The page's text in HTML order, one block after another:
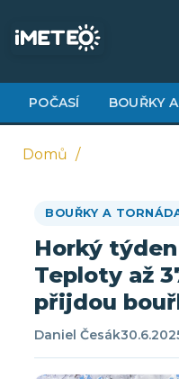
obsahu
POČASÍ BOUŘKY
navigace
Domů
BOUŘKY A
Horký
Teploty až
přijdou
Daniel Česák